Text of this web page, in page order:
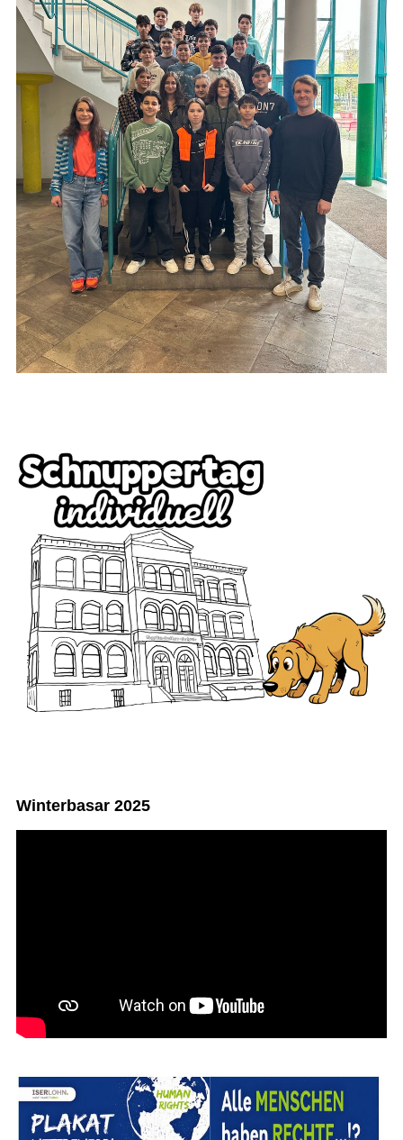
Winterbasar 2025